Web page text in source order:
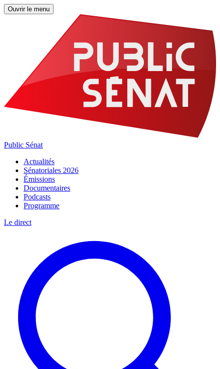
Ouvrir le menu
Public Sénat
Actualités
Sénatoriales 2026
Émissions
Documentaires
Podcasts
Programme
Le direct